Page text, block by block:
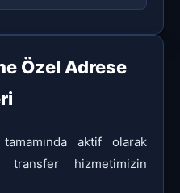
Özel Adrese
aktif olarak
transfer hizmetimizin